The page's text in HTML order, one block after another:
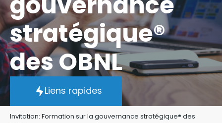
stratégique®
des OBNL
Liens rapides
Invitation: Formation sur la gouvernance stratégique® des